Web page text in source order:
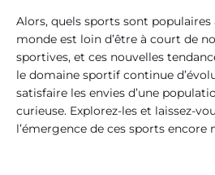
Alors, quels sports sont populaires
monde est loin d’être à court de
sportives, et ces nouvelles
le domaine sportif continue
satisfaire les envies d’une
curieuse. Explorez-les et laissez-
l’émergence de ces sports encore